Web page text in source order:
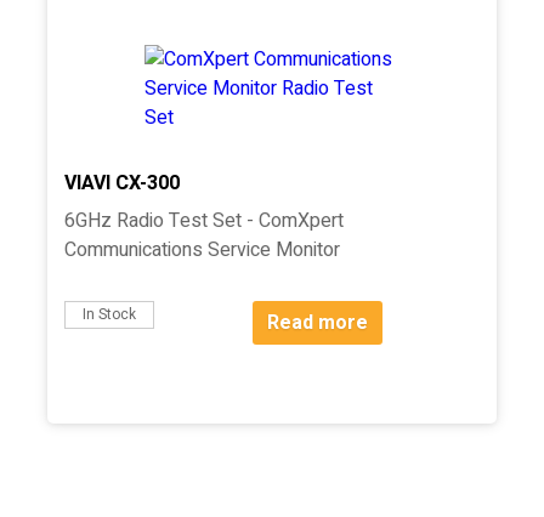
VIAVI CX-300
6GHz Radio Test Set - ComXpert
Communications Service Monitor
In Stock Read more